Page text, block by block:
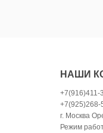
НАШИ
+7(916)411-
+7(925)268-
г. Москва
Режим